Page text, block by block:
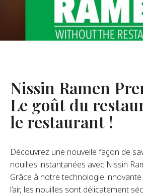
De Nous
FAQ
Nissin Ramen
Le goût du
le restaurant !
Découvrez une nouvelle façon de
nouilles instantanées avec Nissin
Grâce à notre technologie
l’air, les nouilles sont délicatement